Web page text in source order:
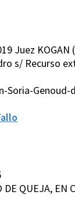
Juez KOGAN
s/ Recurso
Soria-Genoud-
QUEJA, EN